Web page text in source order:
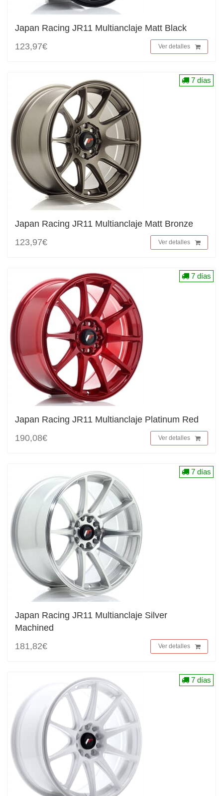
Japan Racing JR11 Multianclaje Matt Black
123,97€
Ver detalles
Japan Racing JR11 Multianclaje Matt Bronze
123,97€
Ver detalles
7 días
Japan Racing JR11 Multianclaje Platinum Red
190,08€
Ver detalles
7 días
Japan Racing JR11 Multianclaje Silver
Machined
181,82€
Ver detalles
7 días
7 días